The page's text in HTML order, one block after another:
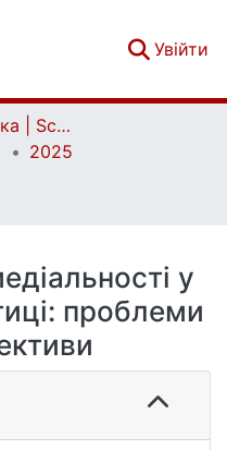
Увійти
Наукова періодика | Scientific periodicals
2025
у
проблеми